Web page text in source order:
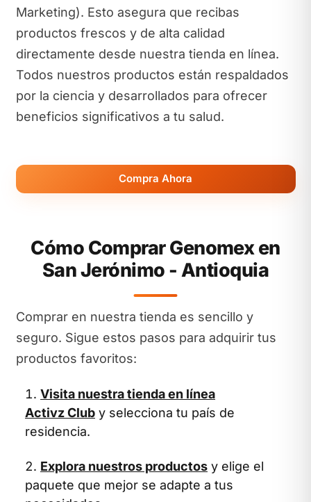
Marketing). Esto asegura que recibas
productos frescos y de alta calidad
directamente desde nuestra tienda en línea.
Todos nuestros productos están respaldados
por la ciencia y desarrollados para ofrecer
beneficios significativos a tu salud.
Compra Ahora
Cómo Comprar Genomex en
San Jerónimo - Antioquia
Comprar en nuestra tienda es sencillo y
seguro. Sigue estos pasos para adquirir tus
productos favoritos:
Visita nuestra tienda en línea
Activz Club y selecciona tu país de
residencia.
Explora nuestros productos y elige el
paquete que mejor se adapte a tus